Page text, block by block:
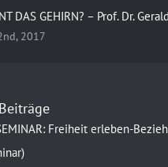
DAS GEHIRN? – Prof. Dr.
2017
Freiheit erleben-